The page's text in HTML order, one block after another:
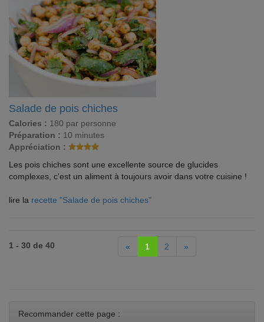
Salade de pois chiches
Calories : 180 par personne
Préparation : 10 minutes
Appréciation :
Les pois chiches sont une excellente source de glucides
complexes, c'est un aliment à toujours avoir dans votre cuisine !
lire la recette "Salade de pois chiches"
1 - 30 de 40 « 1 2 »
Recommander cette page :